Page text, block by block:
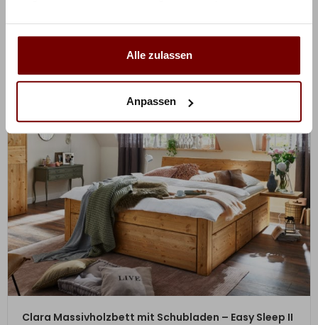
Alle zulassen
Anpassen
ZUM PRODUKT
Clara Massivholzbett mit Schubladen – Easy Sleep II